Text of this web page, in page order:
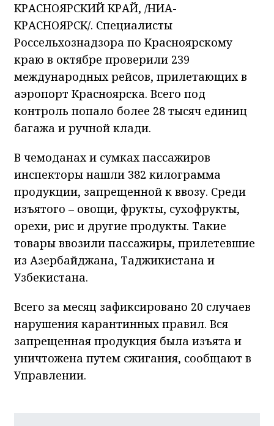
КРАСНОЯРСКИЙ КРАЙ, /НИА-
КРАСНОЯРСК/. Специалисты
Россельхознадзора по Красноярскому
краю в октябре проверили 239
международных рейсов, прилетающих в
аэропорт Красноярска. Всего под
контроль попало более 28 тысяч единиц
багажа и ручной клади.
В чемоданах и сумках пассажиров
инспекторы нашли 382 килограмма
продукции, запрещенной к ввозу. Среди
изъятого – овощи, фрукты, сухофрукты,
орехи, рис и другие продукты. Такие
товары ввозили пассажиры, прилетевшие
из Азербайджана, Таджикистана и
Узбекистана.
Всего за месяц зафиксировано 20 случаев
нарушения карантинных правил. Вся
запрещенная продукция была изъята и
уничтожена путем сжигания, сообщают в
Управлении.